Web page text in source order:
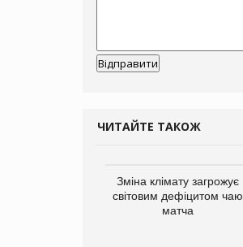
ЧИТАЙТЕ ТАКОЖ
Зміна клімату загрожує
світовим дефіцитом чаю
матча